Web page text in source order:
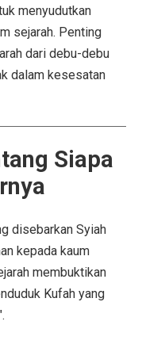
menyudutkan
sejarah. Penting
dari debu-debu
dalam kesesatan
Siapa
disebarkan Syiah
kepada kaum
membuktikan
Kufah yang